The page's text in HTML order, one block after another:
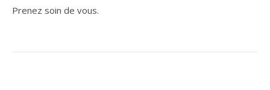
Prenez soin de vous.